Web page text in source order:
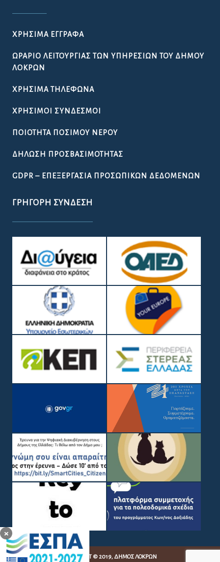
×
ΧΡΉΣΙΜΑ ΈΓΓΡΑΦΑ
ΩΡΆΡΙΟ ΛΕΙΤΟΥΡΓΊΑΣ ΤΩΝ ΥΠΗΡΕΣΙΏΝ ΤΟΥ ΔΉΜΟΥ
ΛΟΚΡΏΝ
ΧΡΉΣΙΜΑ ΤΗΛΈΦΩΝΑ
ΧΡΉΣΙΜΟΙ ΣΎΝΔΕΣΜΟΙ
ΠΟΙΌΤΗΤΑ ΠΌΣΙΜΟΥ ΝΕΡΟΎ
ΔΉΛΩΣΗ ΠΡΟΣΒΑΣΙΜΌΤΗΤΑΣ
GDPR – ΕΠΕΞΕΡΓΑΣΙΑ ΠΡΟΣΩΠΙΚΩΝ ΔΕΔΟΜΕΝΩΝ
ΓΡΉΓΟΡΗ ΣΎΝΔΕΣΗ
COPYRIGHT © 2019, ΔΉΜΟΣ ΛΟΚΡΏΝ